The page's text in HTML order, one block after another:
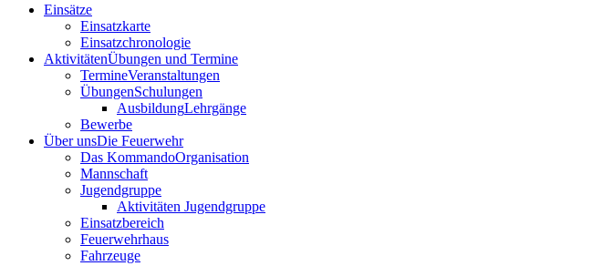
Einsätze
Einsatzkarte
Einsatzchronologie
AktivitätenÜbungen und Termine
TermineVeranstaltungen
ÜbungenSchulungen
AusbildungLehrgänge
Bewerbe
Über unsDie Feuerwehr
Das KommandoOrganisation
Mannschaft
Jugendgruppe
Aktivitäten Jugendgruppe
Einsatzbereich
Feuerwehrhaus
Fahrzeuge